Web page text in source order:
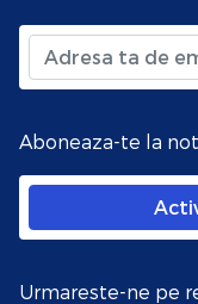
Aboneaza-te la
Urmareste-ne pe